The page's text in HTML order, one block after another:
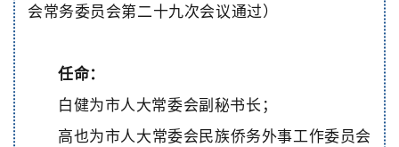
会常务委员会第二十九次会议通过）
任命：
白健为市人大常委会副秘书长；
高也为市人大常委会民族侨务外事工作委员会